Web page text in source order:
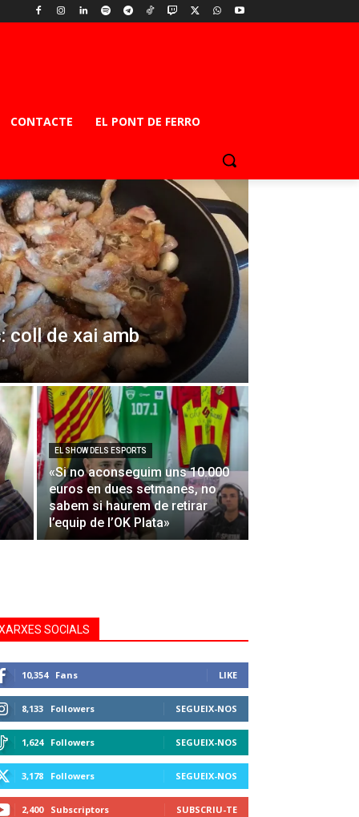
CONTACTE EL PONT DE FERRO
coll de xai amb
EL SHOW DELS ESPORTS
«Si no aconseguim uns 10.000
euros en dues setmanes, no
sabem si haurem de retirar
l’equip de l’OK Plata»
SOCIALS
10,354 Fans LIKE
8,133 Followers SEGUEIX-NOS
1,624 Followers SEGUEIX-NOS
3,178 Followers SEGUEIX-NOS
2,400 Subscriptors SUBSCRIU-TE